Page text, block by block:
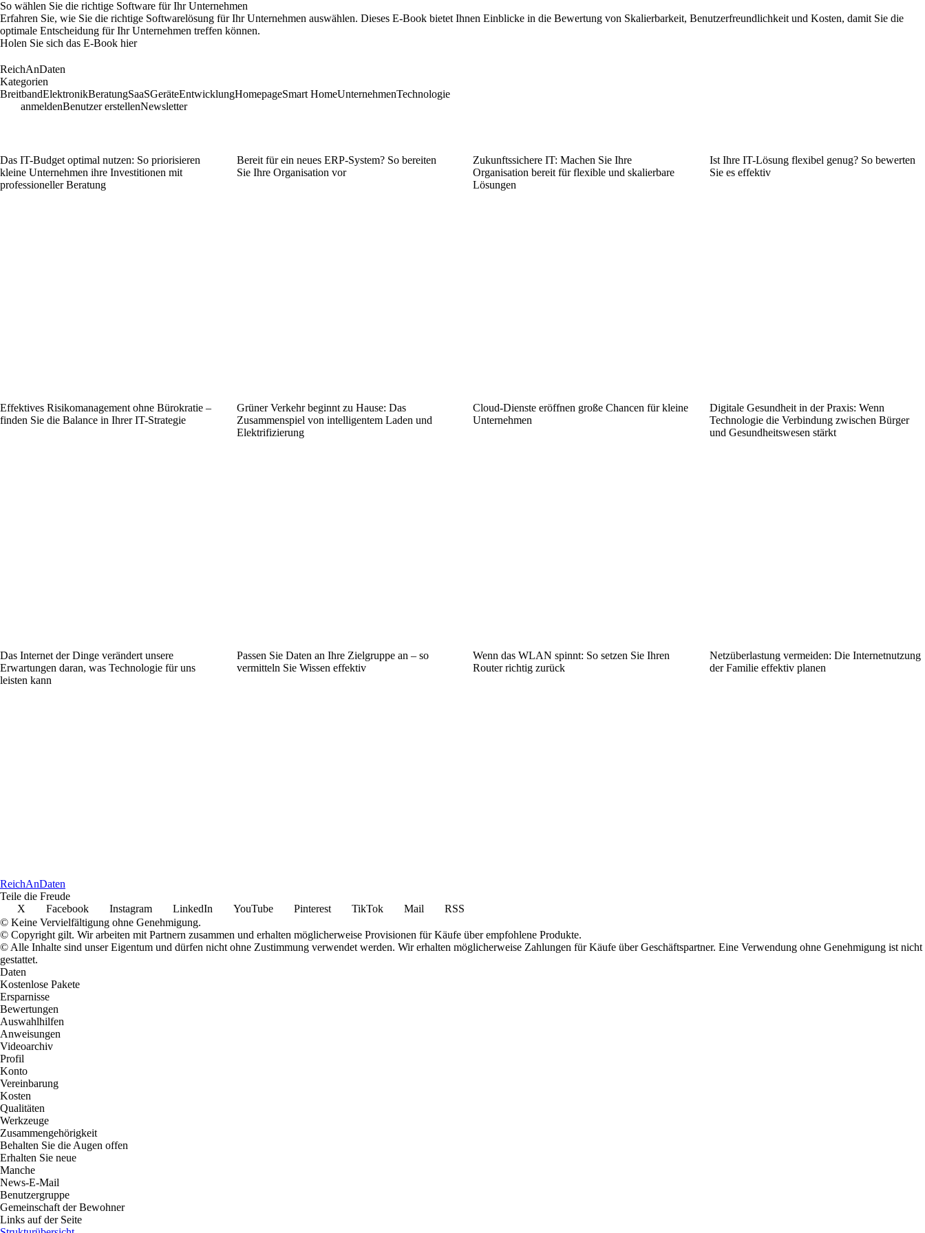
So wählen Sie die richtige Software für Ihr Unternehmen
Erfahren Sie, wie Sie die richtige Softwarelösung für Ihr Unternehmen auswählen. Dieses E-Book bietet Ihnen Einblicke in die Bewertung von Skalierbarkeit, Benutzerfreundlichkeit und Kosten, damit Sie die
optimale Entscheidung für Ihr Unternehmen treffen können.
Holen Sie sich das E-Book hier
ReichAnDaten
Kategorien
BreitbandElektronikBeratungSaaSGeräteEntwicklungHomepageSmart HomeUnternehmenTechnologie
anmeldenBenutzer erstellenNewsletter
Das IT-Budget optimal nutzen: So priorisieren
kleine Unternehmen ihre Investitionen mit
professioneller Beratung
Bereit für ein neues ERP-System? So bereiten
Sie Ihre Organisation vor
Zukunftssichere IT: Machen Sie Ihre
Organisation bereit für flexible und skalierbare
Lösungen
Ist Ihre IT-Lösung flexibel genug? So bewerten
Sie es effektiv
Effektives Risikomanagement ohne Bürokratie –
finden Sie die Balance in Ihrer IT-Strategie
Grüner Verkehr beginnt zu Hause: Das
Zusammenspiel von intelligentem Laden und
Elektrifizierung
Cloud-Dienste eröffnen große Chancen für kleine
Unternehmen
Digitale Gesundheit in der Praxis: Wenn
Technologie die Verbindung zwischen Bürger
und Gesundheitswesen stärkt
Das Internet der Dinge verändert unsere
Erwartungen daran, was Technologie für uns
leisten kann
Passen Sie Daten an Ihre Zielgruppe an – so
vermitteln Sie Wissen effektiv
Wenn das WLAN spinnt: So setzen Sie Ihren
Router richtig zurück
Netzüberlastung vermeiden: Die Internetnutzung
der Familie effektiv planen
ReichAnDaten
Teile die Freude
X
Facebook Instagram LinkedIn YouTube Pinterest TikTok Mail
RSS
© Keine Vervielfältigung ohne Genehmigung.
© Copyright gilt. Wir arbeiten mit Partnern zusammen und erhalten möglicherweise Provisionen für Käufe über empfohlene Produkte.
© Alle Inhalte sind unser Eigentum und dürfen nicht ohne Zustimmung verwendet werden. Wir erhalten möglicherweise Zahlungen für Käufe über Geschäftspartner. Eine Verwendung ohne Genehmigung ist nicht
gestattet.
Daten
Kostenlose Pakete
Ersparnisse
Bewertungen
Auswahlhilfen
Anweisungen
Videoarchiv
Profil
Konto
Vereinbarung
Kosten
Qualitäten
Werkzeuge
Zusammengehörigkeit
Behalten Sie die Augen offen
Erhalten Sie neue
Manche
News-E-Mail
Benutzergruppe
Gemeinschaft der Bewohner
Links auf der Seite